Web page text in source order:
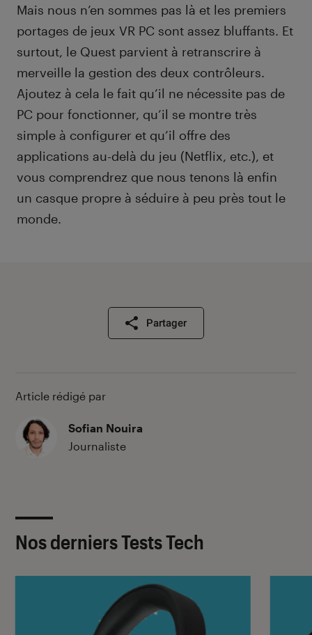
Mais nous n’en sommes pas là et les premiers
portages de jeux VR PC sont assez bluffants. Et
surtout, le Quest parvient à retranscrire à
merveille la gestion des deux contrôleurs.
Ajoutez à cela le fait qu’il ne nécessite pas de
PC pour fonctionner, qu’il se montre très
simple à configurer et qu’il offre des
applications au-delà du jeu (Netflix, etc.), et
vous comprendrez que nous tenons là enfin
un casque propre à séduire à peu près tout le
monde.
Partager
Article rédigé par
Sofian Nouira
Journaliste
Nos derniers Tests Tech